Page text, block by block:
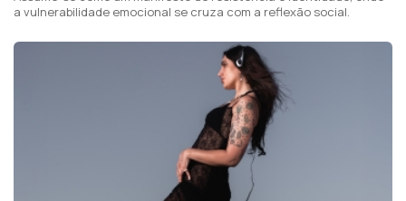
a vulnerabilidade emocional se cruza com a reflexão social.